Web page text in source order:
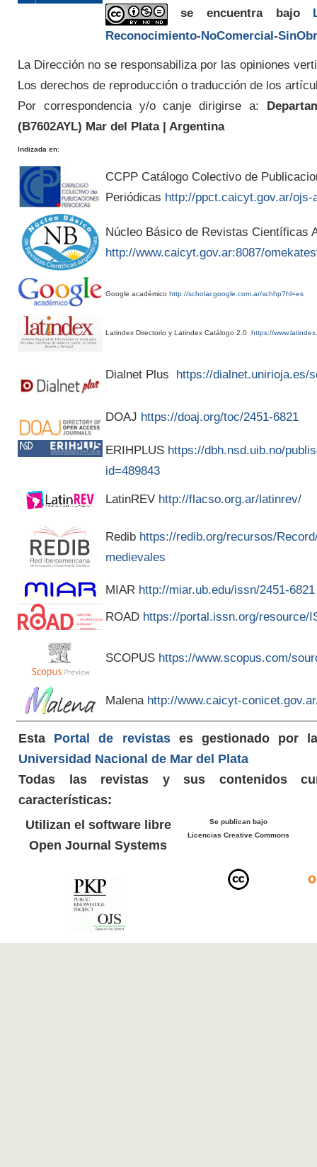
se encuentra bajo
Reconocimiento-NoComercial-
La Dirección no se responsabiliza por las opiniones
Los derechos de reproducción o traducción de los
Por correspondencia y/o canje dirigirse a:
(B7602AYL) Mar del Plata | Argentina
Indizada en:
CCPP Catálogo Colectivo de
Periódicas http://ppct.caicyt.gov.ar/ojs-
Núcleo Básico de Revistas Científicas
http://www.caicyt.gov.ar:8087/
Google académico http://scholar.google.com.ar/schhp?hl=es
Latindex Directorio y Latindex Catálogo 2.0 https://
Dialnet Plus https://dialnet.unirioja.es/
DOAJ https://doaj.org/toc/2451-6821
ERIHPLUS https://dbh.nsd.uib.no/
id=489843
LatinREV http://flacso.org.ar/latinrev/
Redib https://redib.org/recursos/
medievales
MIAR http://miar.ub.edu/issn/2451-6821
ROAD https://portal.issn.org/resource/
SCOPUS https://www.scopus.com/
Malena http://www.caicyt-
Esta Portal de revistases gestionado por
Universidad Nacional de Mar del Plata
Todas las revistas y sus contenidos
características:
Utilizan el software libre
Open Journal Systems
Se publican bajo
Licencias Creative Commons